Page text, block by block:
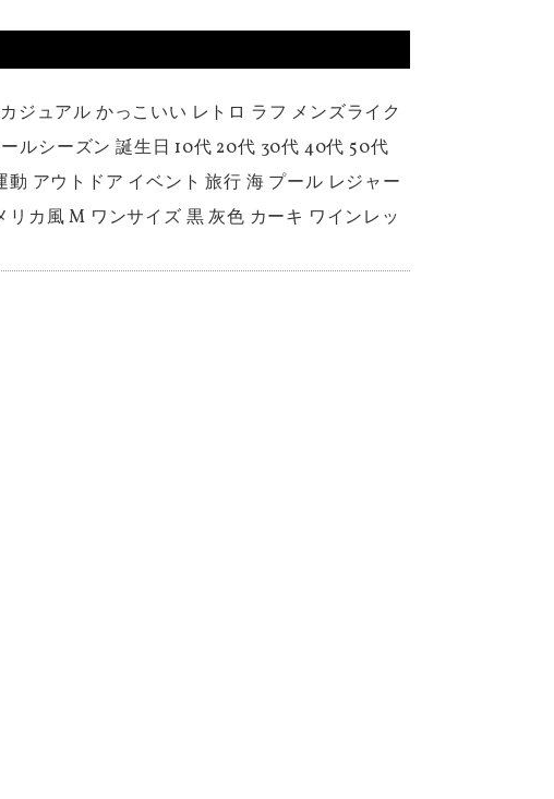
ジュアル かっこいい レトロ ラフ メンズライク
ルシーズン 誕生日 10代 20代 30代 40代 50代
アウトドア イベント 旅行 海 プール レジャー
カ風 M ワンサイズ 黒 灰色 カーキ ワインレッ